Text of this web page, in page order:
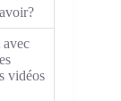
avec
vidéos